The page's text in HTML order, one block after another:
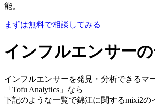
能。
まずは無料で相談してみる
インフルエンサー
インフルエンサーを発見・分析できるマ
「Tofu Analytics」なら
下記のような一覧で錦江に関するmixi2の